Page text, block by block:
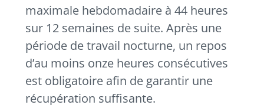
maximale hebdomadaire à 44 heures
sur 12 semaines de suite. Après une
période de travail nocturne, un repos
d’au moins onze heures consécutives
est obligatoire afin de garantir une
récupération suffisante.